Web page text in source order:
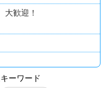
歓迎！
ーワード